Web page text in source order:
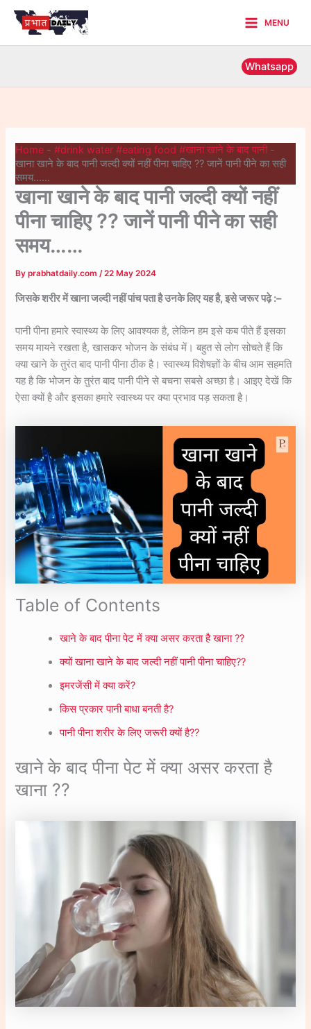
Skip
Menu
MENU
Whatsapp
Home -#drink water #eating food #खाना खाने के बाद पानी-
खाना खाने के बाद पानी जल्दी क्यों नहीं पीना चाहिए ?? जानें पानी पीने का सही
समय……
खाना खाने के बाद पानी जल्दी क्यों नहीं
पीना चाहिए ?? जानें पानी पीने का सही
समय……
Byprabhatdaily.com/22 May 2024
जिसके शरीर में खाना जल्दी नहीं पांच पता है उनके लिए यह है, इसे जरूर पढ़े :–
पानी पीना हमारे स्वास्थ्य के लिए आवश्यक है, लेकिन हम इसे कब पीते हैं इसका
समय मायने रखता है, खासकर भोजन के संबंध में। बहुत से लोग सोचते हैं कि
क्या खाने के तुरंत बाद पानी पीना ठीक है। स्वास्थ्य विशेषज्ञों के बीच आम सहमति
यह है कि भोजन के तुरंत बाद पानी पीने से बचना सबसे अच्छा है। आइए देखें कि
ऐसा क्यों है और इसका हमारे स्वास्थ्य पर क्या प्रभाव पड़ सकता है।
Table of Contents
खाने के बाद पीना पेट में क्या असर करता है खाना ??
क्यों खाना खाने के बाद जल्दी नहीं पानी पीना चाहिए??
इमरजेंसी में क्या करें?
किस प्रकार पानी बाधा बनती है?
पानी पीना शरीर के लिए जरूरी क्यों है??
खाने के बाद पीना पेट में क्या असर करता है
खाना ??